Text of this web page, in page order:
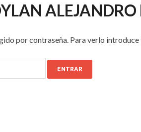
ALEJANDRO
por contraseña. Para verlo